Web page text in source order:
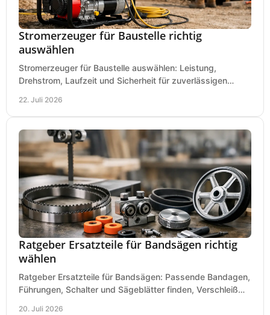
Stromerzeuger für Baustelle richtig
auswählen
Stromerzeuger für Baustelle auswählen: Leistung,
Drehstrom, Laufzeit und Sicherheit für zuverlässigen
22. Juli 2026
Ratgeber Ersatzteile für Bandsägen richtig
wählen
Ratgeber Ersatzteile für Bandsägen: Passende Bandagen,
Führungen, Schalter und Sägeblätter finden, Verschleiß
20. Juli 2026